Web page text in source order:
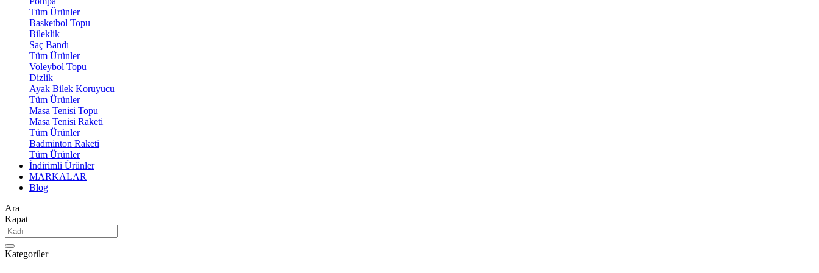
Tüm Ürünler
Basketbol Topu
Bileklik
Saç Bandı
Tüm Ürünler
Voleybol Topu
Dizlik
Ayak Bilek Koruyucu
Tüm Ürünler
Masa Tenisi Topu
Masa Tenisi Raketi
Tüm Ürünler
Badminton Raketi
Tüm Ürünler
İndirimli Ürünler
MARKALAR
Blog
Ara
Kapat
Kategoriler